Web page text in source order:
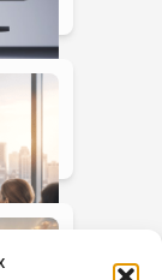
vs
si
que
?